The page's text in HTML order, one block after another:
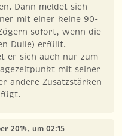
Dann meldet sich
mit einer keine 90-
sofort, wenn die
Dulle) erfüllt.
er sich auch nur zum
mit seiner
andere Zusatzstärken
2014, um 02:15